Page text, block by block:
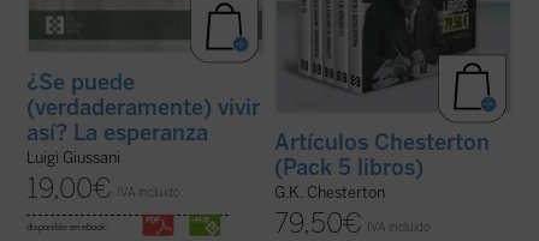
¿Se puede
(verdaderamente) vivir
así? La esperanza
Luigi Giussani
19,00€ IVA incluido
disponible en ebook:
Artículos Chesterton
(Pack 5 libros)
G.K. Chesterton
79,50€ IVA incluido